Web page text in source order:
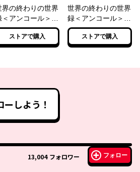
界の終わりの世界
＜アンコール＞
降魔の大皇
ストアで購入
世界の終わりの世界
録＜アンコール＞
6 終焉の精霊
ストアで購入
しよう！
13,004 フォロワー フォロー